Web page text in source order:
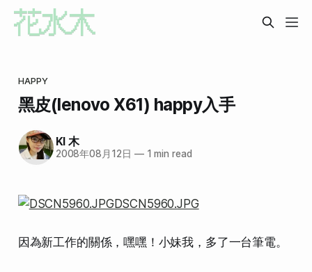
HAPPY
黑皮(lenovo X61) happy入手
KI 木
2008年08月12日 —1 min read
因為新工作的關係，嘿嘿！小妹我，多了一台筆電。